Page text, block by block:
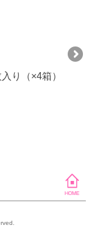
枚入り（×6箱）